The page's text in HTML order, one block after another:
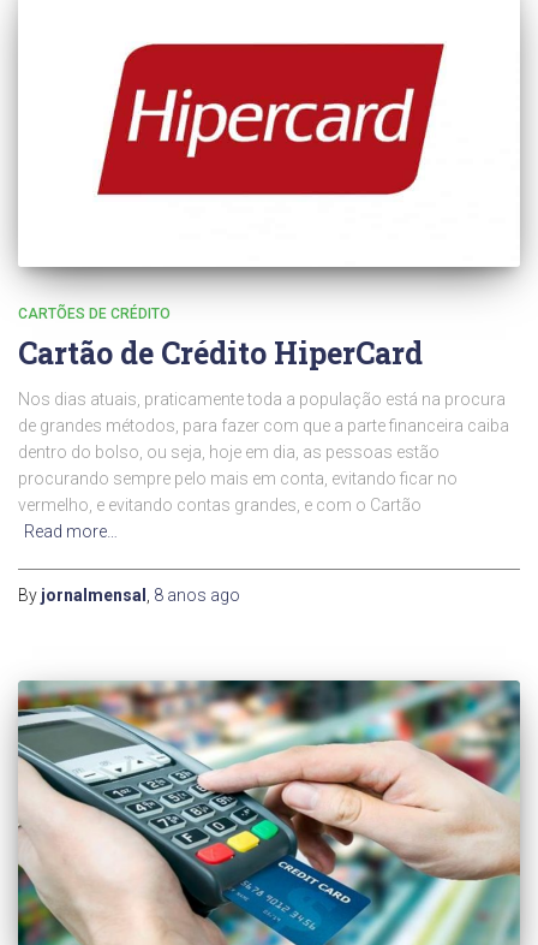
CARTÕES DE CRÉDITO
Cartão de Crédito HiperCard
Nos dias atuais, praticamente toda a população está na procura
de grandes métodos, para fazer com que a parte financeira caiba
dentro do bolso, ou seja, hoje em dia, as pessoas estão
procurando sempre pelo mais em conta, evitando ficar no
vermelho, e evitando contas grandes, e com o Cartão
Read more…
By jornalmensal , 8 anos ago